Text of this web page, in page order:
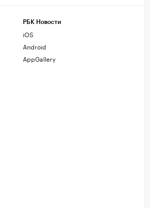
РБК Новости
iOS
Android
AppGallery